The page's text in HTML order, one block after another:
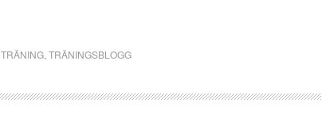
TRÄNING TRÄNINGSBLOGG